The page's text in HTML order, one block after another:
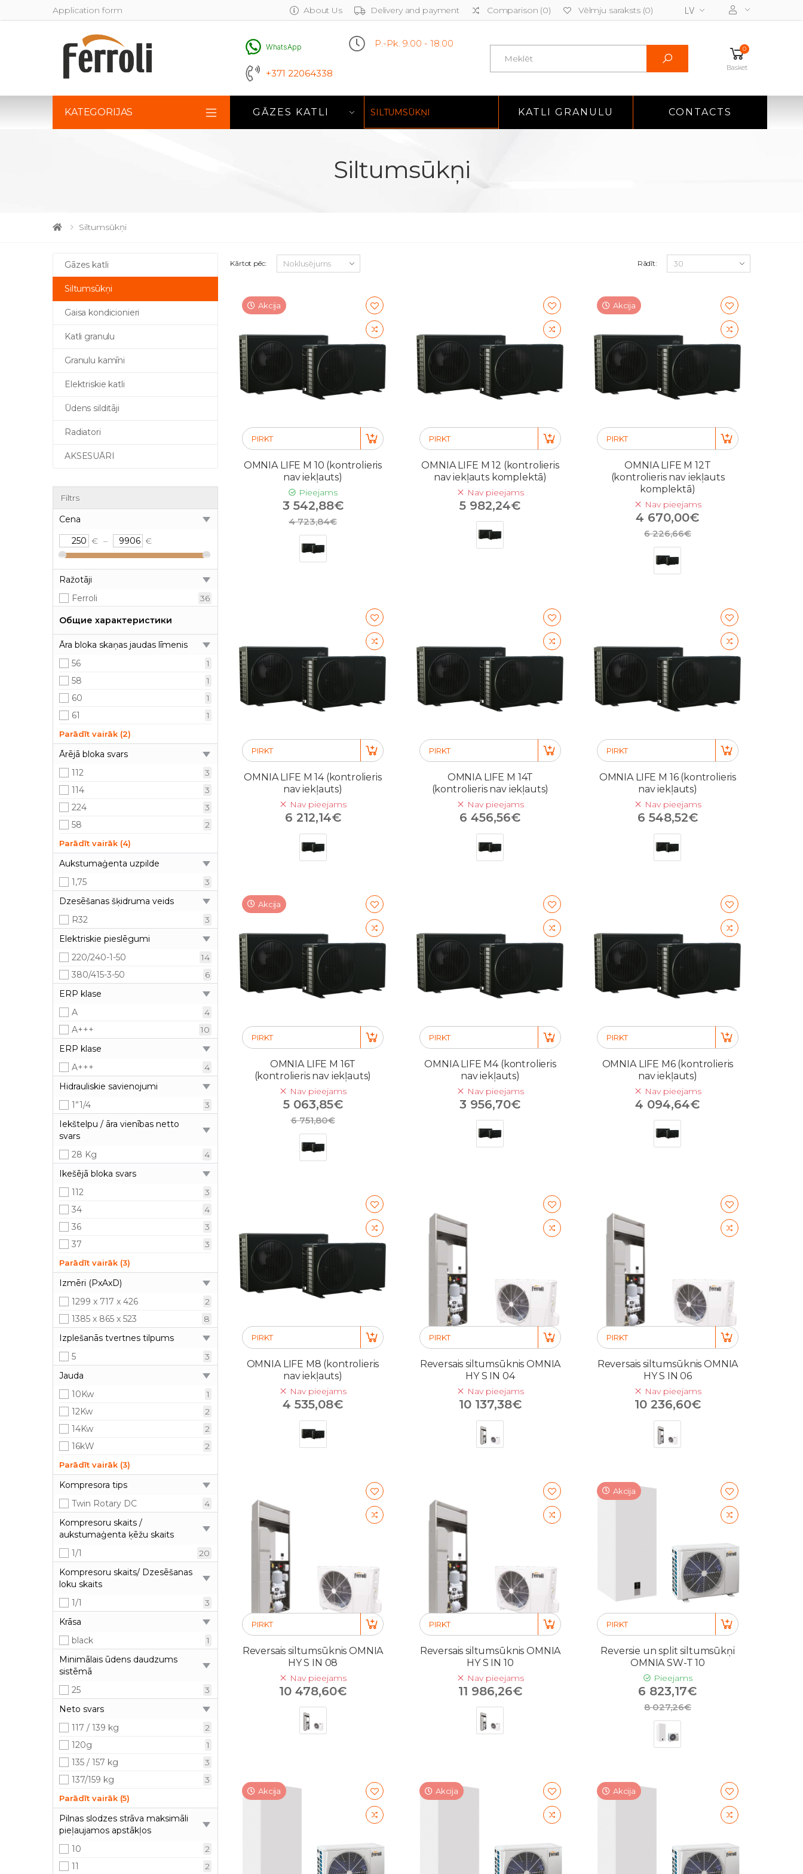
Application form About Us Delivery and payment Comparison (0) Vēlmju saraksts (0) LV
WhatsApp
+371 22064338
P.-Pk. 9.00 - 18.00 Search 0
Basket
KATEGORIJAS GĀZES KATLI SILTUMSŪKŅI KATLI GRANULU CONTACTS
Siltumsūkņi
Siltumsūkņi
Gāzes katli
Siltumsūkņi
Gaisa kondicionieri
Katli granulu
Granulu kamīni
Elektriskie katli
Ūdens silditāji
Radiatori
AKSESUĀRI
Filtrs
Cena
€ – €
Ražotāji
Ferroli
36
Общие характеристики
Āra bloka skaņas jaudas līmenis
56
1
58
1
60
1
61
1
65
69
2
Parādīt vairāk (2)
Ārējā bloka svars
112
3
114
3
224
3
58
2
65
77
2
94
96
3
Parādīt vairāk (4)
Aukstumaģenta uzpilde
1,75
3
Dzesēšanas šķidruma veids
R32
3
Elektriskie pieslēgumi
220/240-1-50
14
380/415-3-50
6
ERP klase
A
4
A+++
10
ERP klase
A+++
4
Hidrauliskie savienojumi
1”1/4
3
Iekštelpu / āra vienības netto
svars
28 Kg
4
Ikešējā bloka svars
112
3
34
4
36
3
37
3
58
77
2
96
Parādīt vairāk (3)
Izmēri (PxAxD)
1299 x 717 x 426
2
1385 x 865 x 523
8
Izplešanās tvertnes tilpums
5
3
Jauda
10Kw
1
12Kw
2
14Kw
2
16kW
2
4Kw
6Kw
1
8Kw
Parādīt vairāk (3)
Kompresora tips
Twin Rotary DC
4
Kompresoru skaits /
aukstumaģenta ķēžu skaits
1/1
20
Kompresoru skaits/ Dzesēšanas
loku skaits
1/1
3
Krāsa
black
1
Minimālais ūdens daudzums
sistēmā
25
3
Neto svars
117 / 139 kg
2
120g
1
135 / 157 kg
3
137/159 kg
3
177 Kg
177Kg
58 kg
77 kg
2
90 / 110 kg
2
Parādīt vairāk (5)
Pilnas slodzes strāva maksimāli
pieļaujamos apstākļos
10
2
11
2
Kārtot pēc: Rādīt:
Akcija
PIRKT
OMNIA LIFE M 10 (kontrolieris
nav iekļauts)
Pieejams
3 542,88€
4 723,84€
PIRKT
OMNIA LIFE M 12 (kontrolieris
nav iekļauts komplektā)
Nav pieejams
5 982,24€
Akcija
PIRKT
OMNIA LIFE M 12T
(kontrolieris nav iekļauts
komplektā)
Nav pieejams
4 670,00€
6 226,66€
PIRKT
OMNIA LIFE M 14 (kontrolieris
nav iekļauts)
Nav pieejams
6 212,14€
PIRKT
OMNIA LIFE M 14T
(kontrolieris nav iekļauts)
Nav pieejams
6 456,56€
PIRKT
OMNIA LIFE M 16 (kontrolieris
nav iekļauts)
Nav pieejams
6 548,52€
Akcija
PIRKT
OMNIA LIFE M 16T
(kontrolieris nav iekļauts)
Nav pieejams
5 063,85€
6 751,80€
PIRKT
OMNIA LIFE M4 (kontrolieris
nav iekļauts)
Nav pieejams
3 956,70€
PIRKT
OMNIA LIFE M6 (kontrolieris
nav iekļauts)
Nav pieejams
4 094,64€
PIRKT
OMNIA LIFE M8 (kontrolieris
nav iekļauts)
Nav pieejams
4 535,08€
PIRKT
Reversais siltumsūknis OMNIA
HY S IN 04
Nav pieejams
10 137,38€
PIRKT
Reversais siltumsūknis OMNIA
HY S IN 06
Nav pieejams
10 236,60€
PIRKT
Reversais siltumsūknis OMNIA
HY S IN 08
Nav pieejams
10 478,60€
PIRKT
Reversais siltumsūknis OMNIA
HY S IN 10
Nav pieejams
11 986,26€
Akcija
PIRKT
Reversie un split siltumsūkņi
OMNIA SW-T 10
Pieejams
6 823,17€
8 027,26€
Akcija Akcija Akcija